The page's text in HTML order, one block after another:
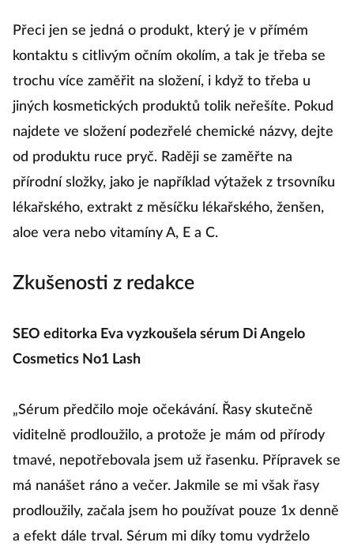
Přeci jen se jedná o produkt, který je v přímém
kontaktu s citlivým očním okolím, a tak je třeba se
trochu více zaměřit na složení, i když to třeba u
jiných kosmetických produktů tolik neřešíte. Pokud
najdete ve složení podezřelé chemické názvy, dejte
od produktu ruce pryč. Raději se zaměřte na
přírodní složky, jako je například výtažek z trsovníku
lékařského, extrakt z měsíčku lékařského, ženšen,
aloe vera nebo vitamíny A, E a C.
Zkušenosti z redakce
SEO editorka Eva vyzkoušela sérum Di Angelo
Cosmetics No1 Lash
„Sérum předčilo moje očekávání. Řasy skutečně
viditelně prodloužilo, a protože je mám od přírody
tmavé, nepotřebovala jsem už řasenku. Přípravek se
má nanášet ráno a večer. Jakmile se mi však řasy
prodloužily, začala jsem ho používat pouze 1x denně
a efekt dále trval. Sérum mi díky tomu vydrželo